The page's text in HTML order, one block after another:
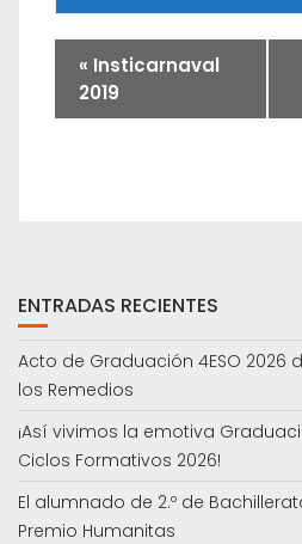
« Insticarnaval
2019
ENTRADAS RECIENTES
Acto de Graduación 4ESO 2026
los Remedios
¡Así vivimos la emotiva
Ciclos Formativos 2026!
El alumnado de 2.º de
Premio Humanitas